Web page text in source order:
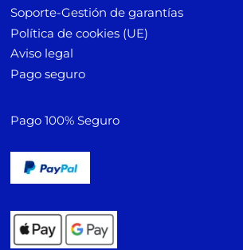
Soporte-Gestión de garantías
Política de cookies (UE)
Aviso legal
Pago seguro
Pago 100% Seguro